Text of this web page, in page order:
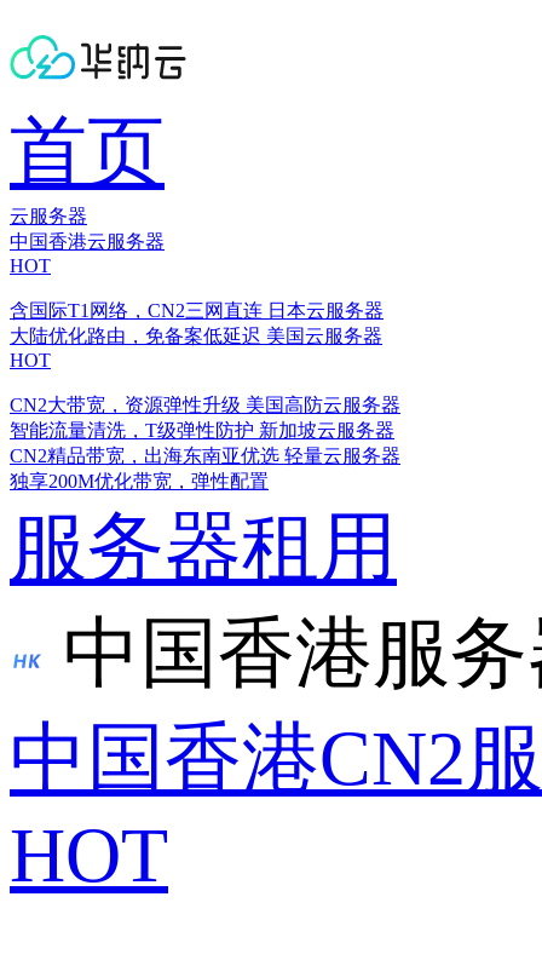
首页
云服务器
中国香港云服务器
HOT
含国际T1网络，CN2三网直连 日本云服务器
大陆优化路由，免备案低延迟 美国云服务器
HOT
CN2大带宽，资源弹性升级 美国高防云服务器
智能流量清洗，T级弹性防护 新加坡云服务器
CN2精品带宽，出海东南亚优选 轻量云服务器
独享200M优化带宽，弹性配置
服务器租用
中国香港服
中国香港CN2
HOT